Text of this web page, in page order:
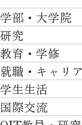
大学紹介TOP
OVER THE
大学について
施設一覧
社会・地域・高
川上村での取り
学部・大学院
学部・大学院TOP
工学部
ロボティクス＆
情報科学部
知的財産学部
研究
研究TOP
研究について
産官学連携
教育・学修
教育・学修TOP
卒業時質保証を
自律学修
就職・キャリア
就職・キャリア
就職サポート
学生生活
学生生活TOP
国際交流